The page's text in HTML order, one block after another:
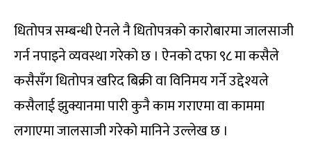
धितोपत्र सम्बन्धी ऐनले नै धितोपत्रको कारोबारमा जालसाजी
गर्न नपाइने व्यवस्था गरेको छ । ऐनको दफा ९८ मा कसैले
कसैसँग धितोपत्र खरिद बिक्री वा विनिमय गर्ने उद्देश्यले
कसैलाई झुक्यानमा पारी कुनै काम गराएमा वा काममा
लगाएमा जालसाजी गरेको मानिने उल्लेख छ ।